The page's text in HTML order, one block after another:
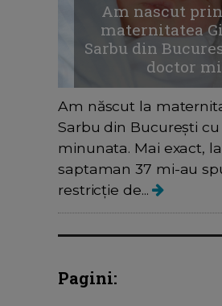
Am nascut
maternitatea
Sarbu din
doctor
Am născut la
Sarbu din București
minunata. Mai exact,
saptaman 37 mi-au
restricție de...
Pagini: